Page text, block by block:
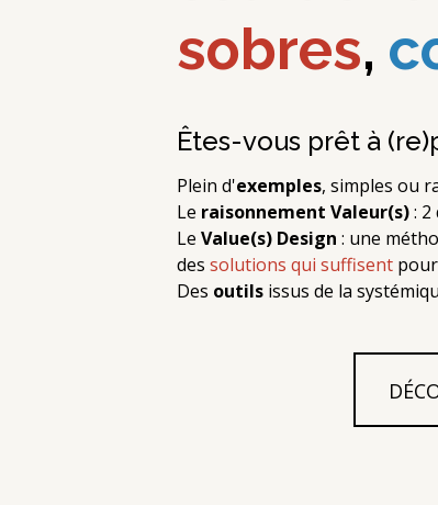
sobres,
Êtes-vous prêt à
Plein d'exemples, simples ou
Le raisonnement Valeur(s):
Le Value(s) Design : une
des solutions qui suffisent pour
Des outils issus de la